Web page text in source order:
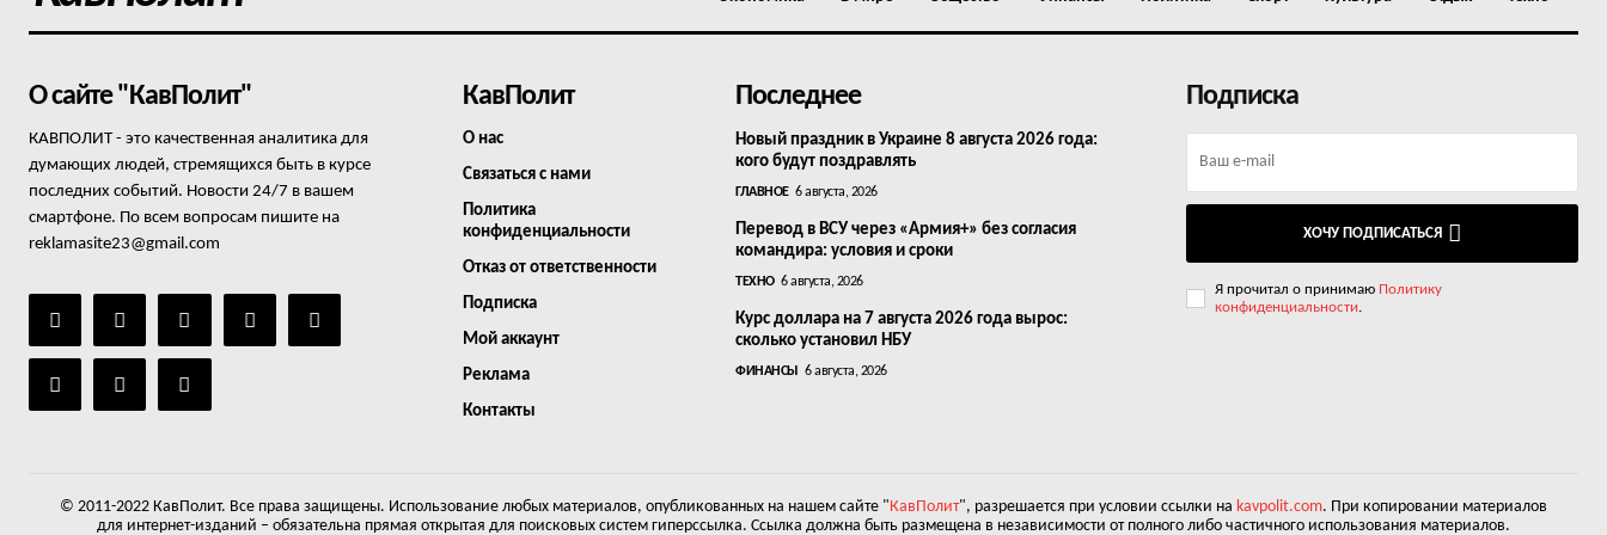
О сайте "КавПолит"
КАВПОЛИТ - это качественная аналитика для
думающих людей, стремящихся быть в курсе
последних событий. Новости 24/7 в вашем
смартфоне. По всем вопросам пишите на
reklamasite23@gmail.com
КавПолит
О нас
Связаться с нами
Политика
конфиденциальности
Отказ от ответственности
Подписка
Мой аккаунт
Реклама
Контакты
Последнее
Новый праздник в Украине 8 августа 2026 года:
кого будут поздравлять
ГЛАВНОЕ 6 августа, 2026
Перевод в ВСУ через «Армия+» без согласия
командира: условия и сроки
ТЕХНО 6 августа, 2026
Курс доллара на 7 августа 2026 года вырос:
сколько установил НБУ
ФИНАНСЫ 6 августа, 2026
Подписка
ХОЧУ ПОДПИСАТЬСЯ
Я прочитал о принимаю Политику
конфиденциальности.
© 2011-2022 КавПолит. Все права защищены. Использование любых материалов, опубликованных на нашем сайте " КавПолит", разрешается при условии ссылки на kavpolit.com. При копировании материалов
для интернет-изданий – обязательна прямая открытая для поисковых систем гиперссылка. Ссылка должна быть размещена в независимости от полного либо частичного использования материалов.